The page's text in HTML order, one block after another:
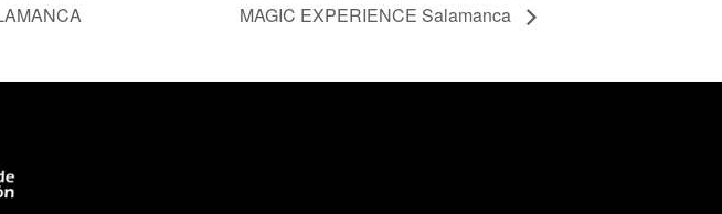
MAGIC EXPERIENCE Salamanca